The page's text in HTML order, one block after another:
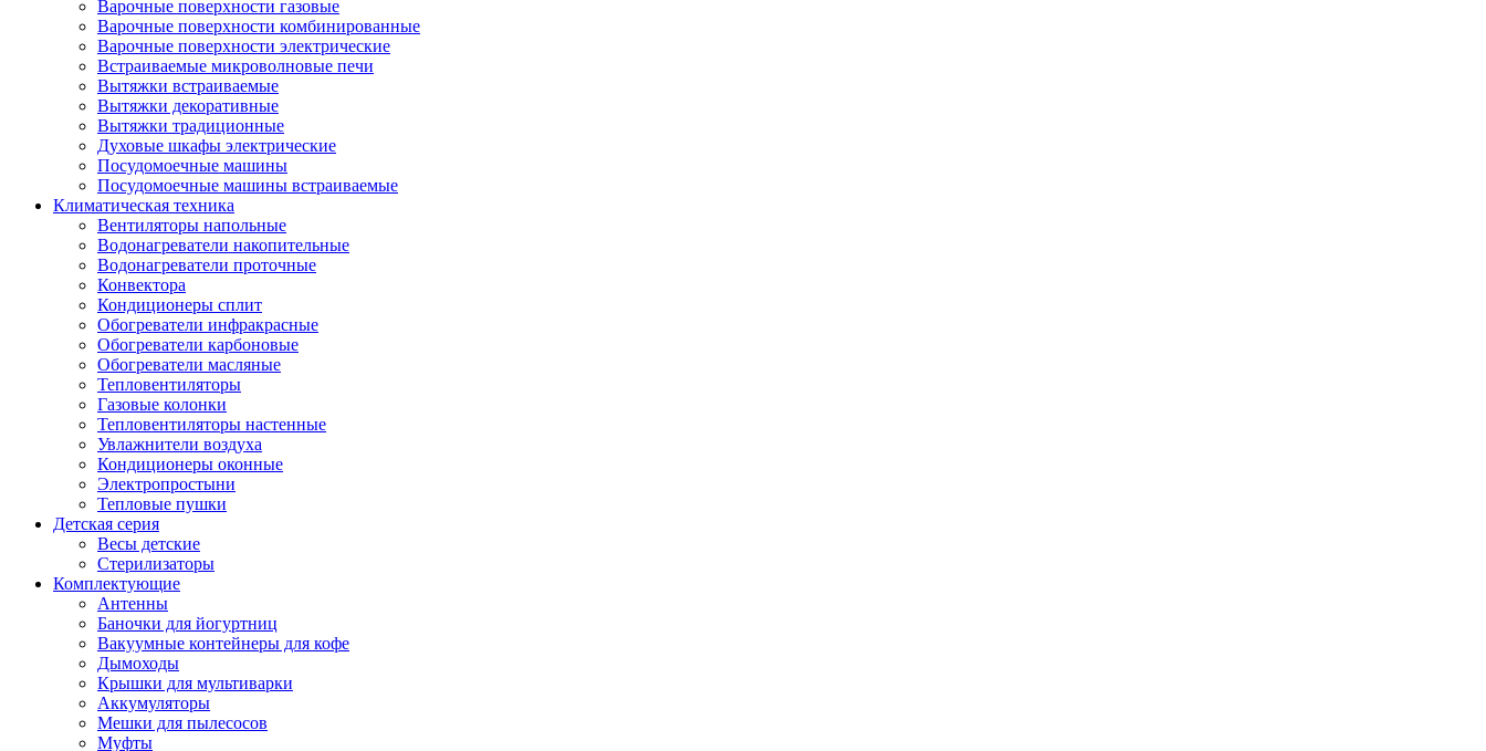
Варочные поверхности газовые
Варочные поверхности комбинированные
Варочные поверхности электрические
Встраиваемые микроволновые печи
Вытяжки встраиваемые
Вытяжки декоративные
Вытяжки традиционные
Духовые шкафы электрические
Посудомоечные машины
Посудомоечные машины встраиваемые
Климатическая техника
Вентиляторы напольные
Водонагреватели накопительные
Водонагреватели проточные
Конвектора
Кондиционеры сплит
Обогреватели инфракрасные
Обогреватели карбоновые
Обогреватели масляные
Тепловентиляторы
Газовые колонки
Тепловентиляторы настенные
Увлажнители воздуха
Кондиционеры оконные
Электропростыни
Тепловые пушки
Детская серия
Весы детские
Стерилизаторы
Комплектующие
Антенны
Баночки для йогуртниц
Вакуумные контейнеры для кофе
Дымоходы
Крышки для мультиварки
Аккумуляторы
Мешки для пылесосов
Муфты